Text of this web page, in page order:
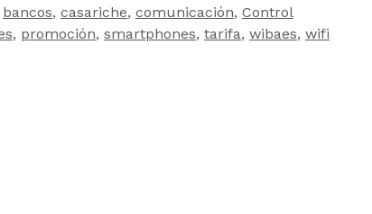
bancos, casariche, comunicación, Control
, promoción, smartphones, tarifa, wibaes, wifi